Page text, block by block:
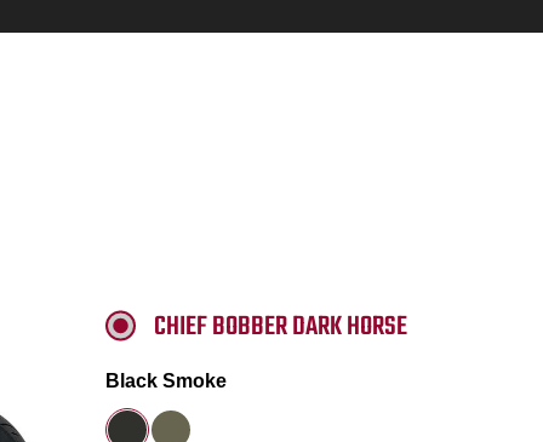
CHIEF BOBBER DARK HORSE
Black Smoke